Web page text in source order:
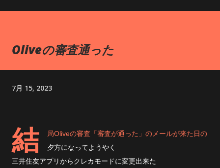
Oliveの審査通った
7月 15, 2023
結
局Oliveの審査「審査が通った」のメールが来た日の
夕方になってようやく
三井住友アプリからクレカモードに変更出来た